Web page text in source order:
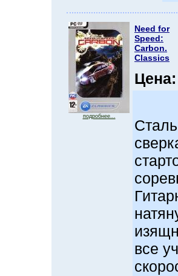
подробнее...
Need for
Speed:
Carbon.
Classics
все